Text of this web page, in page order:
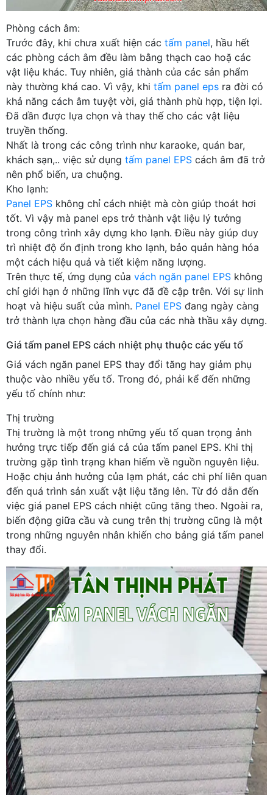
Phòng cách âm:
Trước đây, khi chưa xuất hiện các tấm panel, hầu hết
các phòng cách âm đều làm bằng thạch cao hoặ các
vật liệu khác. Tuy nhiên, giá thành của các sản phẩm
này thường khá cao. Vì vậy, khi tấm panel eps ra đời có
khả năng cách âm tuyệt vời, giá thành phù hợp, tiện lợi.
Đã dần được lựa chọn và thay thế cho các vật liệu
truyền thống.
Nhất là trong các công trình như karaoke, quán bar,
khách sạn,.. việc sử dụng tấm panel EPS cách âm đã trở
nên phổ biến, ưa chuộng.
Kho lạnh:
Panel EPS không chỉ cách nhiệt mà còn giúp thoát hơi
tốt. Vì vậy mà panel eps trở thành vật liệu lý tưởng
trong công trình xây dựng kho lạnh. Điều này giúp duy
trì nhiệt độ ổn định trong kho lạnh, bảo quản hàng hóa
một cách hiệu quả và tiết kiệm năng lượng.
Trên thực tế, ứng dụng của vách ngăn panel EPS không
chỉ giới hạn ở những lĩnh vực đã đề cập trên. Với sự linh
hoạt và hiệu suất của mình. Panel EPS đang ngày càng
trở thành lựa chọn hàng đầu của các nhà thầu xây dựng.
Giá tấm panel EPS cách nhiệt phụ thuộc các yếu tố
Giá vách ngăn panel EPS thay đổi tăng hay giảm phụ
thuộc vào nhiều yếu tố. Trong đó, phải kể đến những
yếu tố chính như:
Thị trường
Thị trường là một trong những yếu tố quan trọng ảnh
hưởng trực tiếp đến giá cả của tấm panel EPS. Khi thị
trường gặp tình trạng khan hiếm về nguồn nguyên liệu.
Hoặc chịu ảnh hưởng của lạm phát, các chi phí liên quan
đến quá trình sản xuất vật liệu tăng lên. Từ đó dẫn đến
việc giá panel EPS cách nhiệt cũng tăng theo. Ngoài ra,
biến động giữa cầu và cung trên thị trường cũng là một
trong những nguyên nhân khiến cho bảng giá tấm panel
thay đổi.